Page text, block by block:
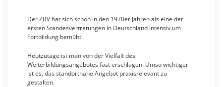
DerZBV hat sich schon in den 1970er Jahren als eine der
ersten Standesvertretungen in Deutschland intensiv um
Fortbildung bemüht.
Heutzutage ist man von der Vielfalt des
Weiterbildungsangebotes fast erschlagen. Umso wichtiger
ist es, das standortnahe Angebot praxisrelevant zu
gestalten.